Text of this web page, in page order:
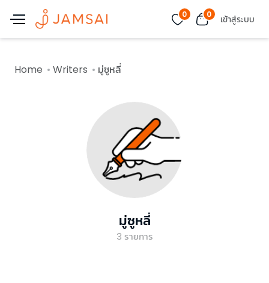
0 0 เข้าสู่ระบบ
Home Writers มู่ซูหลี่
มู่ซูหลี่
3 รายการ